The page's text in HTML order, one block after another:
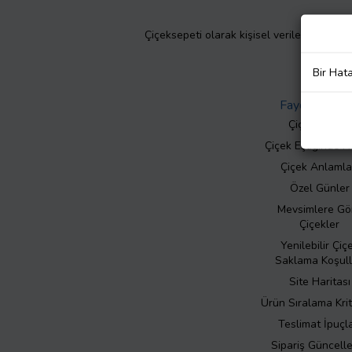
Çiçeksepeti olarak kişisel verilerinizin
Faydalı Bilgiler
Çiçek Bakımı
Çiçek Eşliğinde
Çiçek
Özel Günler
Mevsimlere
Çiçekler
Yenilebilir
Saklama
Site Haritası
Ürün Sıralama
Teslimat
Sipariş
Bir